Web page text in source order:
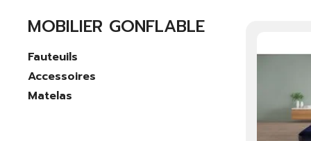
MOBILIER GONFLABLE
Fauteuils
Accessoires
Matelas